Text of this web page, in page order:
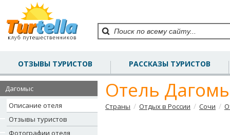
ОТЗЫВЫ ТУРИСТОВ РАССКАЗЫ ТУРИСТОВ
Дагомыс
Описание отеля
Отзывы туристов
Фотографии отеля
Отель
Страны / Отдых в России / Сочи /